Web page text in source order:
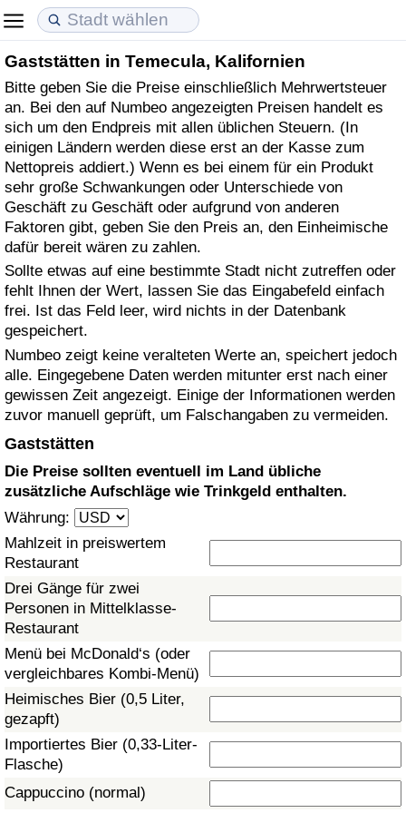
Gaststätten in Temecula, Kalifornien
Bitte geben Sie die Preise einschließlich Mehrwertsteuer
an. Bei den auf Numbeo angezeigten Preisen handelt es
sich um den Endpreis mit allen üblichen Steuern. (In
einigen Ländern werden diese erst an der Kasse zum
Nettopreis addiert.) Wenn es bei einem für ein Produkt
sehr große Schwankungen oder Unterschiede von
Geschäft zu Geschäft oder aufgrund von anderen
Faktoren gibt, geben Sie den Preis an, den Einheimische
dafür bereit wären zu zahlen.
Sollte etwas auf eine bestimmte Stadt nicht zutreffen oder
fehlt Ihnen der Wert, lassen Sie das Eingabefeld einfach
frei. Ist das Feld leer, wird nichts in der Datenbank
gespeichert.
Numbeo zeigt keine veralteten Werte an, speichert jedoch
alle. Eingegebene Daten werden mitunter erst nach einer
gewissen Zeit angezeigt. Einige der Informationen werden
zuvor manuell geprüft, um Falschangaben zu vermeiden.
Gaststätten
Die Preise sollten eventuell im Land übliche
zusätzliche Aufschläge wie Trinkgeld enthalten.
Währung:
Mahlzeit in preiswertem
Restaurant
Drei Gänge für zwei
Personen in Mittelklasse-
Restaurant
Menü bei McDonald‘s (oder
vergleichbares Kombi-Menü)
Heimisches Bier (0,5 Liter,
gezapft)
Importiertes Bier (0,33-Liter-
Flasche)
Cappuccino (normal)
Lebenshaltungskosten
Lebenshaltungskosten-Index (aktuell)
Lebenshaltungskosten-Index
Lebenshaltungskosten-Index nach Land
in Akaba
Immobilienpreise
Immobilienpreis-Index (aktuell)
Immobilienpreis-Index
Immobilienpreis-Index nach Land
Lebensqualität
Lebensqualität-Index
Lebensqualität-Index (aktuell)
Lebensqualitätsindex nach Land
Kriminalität
Kriminalitäts-Index (aktuell)
Kriminalitäts-Index
Kriminalitätsindex nach Land
Gesundheitsversorgung
Gesundheitsversorgungs-Index (aktuell)
Gesundheitsversorgungs-Index
Umweltverschmutzung
Umweltverschmutzungs-Index (aktuell)
Verschmutzungsindex
Umweltverschmutzungs-Index nach Land